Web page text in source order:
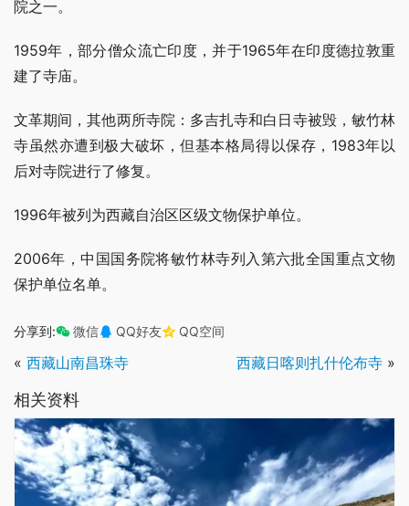
院之一。
1959年，部分僧众流亡印度，并于1965年在印度德拉敦重
建了寺庙。
文革期间，其他两所寺院：多吉扎寺和白日寺被毁，敏竹林
寺虽然亦遭到极大破坏，但基本格局得以保存，1983年以
后对寺院进行了修复。
1996年被列为西藏自治区区级文物保护单位。
2006年，中国国务院将敏竹林寺列入第六批全国重点文物
保护单位名单。
分享到: 微信 QQ好友 QQ空间
« 西藏山南昌珠寺 西藏日喀则扎什伦布寺 »
相关资料